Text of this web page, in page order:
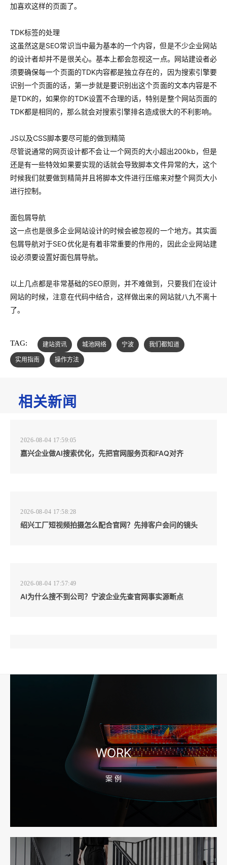
加喜欢这样的页面了。
TDK标签的处理
这虽然这是SEO常识当中最为基本的一个内容，但是不少企业网站
的设计者却并不是很关心。基本上都会忽视这一点。网站建设者必
须要确保每一个页面的TDK内容都是独立存在的，因为搜索引擎要
识别一个页面的话，第一步就是要识别出这个页面的文本内容是不
是TDK的，如果你的TDK设置不合理的话，特别是整个网站页面的
TDK都是相同的，那么就会对搜索引擎排名造成很大的不利影响。
JS以及CSS脚本要尽可能的做到精简
尽管说通常的网页设计都不会让一个网页的大小超出200kb，但是
还是有一些特效如果要实现的话就会导致脚本文件异常的大，这个
时候我们就要做到精简并且将脚本文件进行压缩来对整个网页大小
进行控制。
面包屑导航
这一点也是很多企业网站设计的时候会被忽视的一个地方。其实面
包屑导航对于SEO优化是有着非常重要的作用的，因此企业网站建
设必须要设置好面包屑导航。
以上几点都是非常基础的SEO原则，并不难做到，只要我们在设计
网站的时候，注意在代码中结合，这样做出来的网站就八九不离十
了。
TAG: 建站资讯 城池网络 宁波
我们都知道
实用指南
操作方法
相关新闻
2026-08-04 17:59:05
嘉兴企业做AI搜索优化，先把官网服务页和FAQ对齐
2026-08-04 17:58:28
绍兴工厂短视频拍摄怎么配合官网？先排客户会问的镜头
2026-08-04 17:57:49
AI为什么搜不到公司？宁波企业先查官网事实源断点
宁波高端网站建设公司推荐，移动端验收别放到最后
宁波网站建设报价怎么看？合同、源码和后台要先写清
WORK
案 例